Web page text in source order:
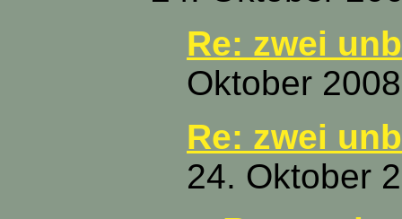
Re: zwei
Oktober
Re: zwei
24. Oktober